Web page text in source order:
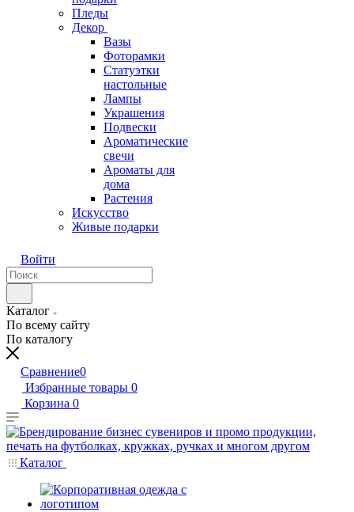
Пледы
Декор
Вазы
Фоторамки
Статуэтки
настольные
Лампы
Украшения
Подвески
Ароматические
свечи
Ароматы для
дома
Растения
Искусство
Живые подарки
Войти
Каталог
По всему сайту
По каталогу
Сравнение0
Избранные товары 0
Корзина 0
Каталог